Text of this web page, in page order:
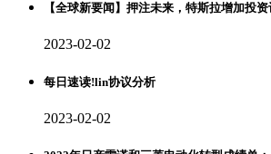
【全球新要闻】押注未来，特斯拉增加投
2023-02-02
每日速读!lin协议分析
2023-02-02